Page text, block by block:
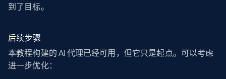
到了目标。
后续步骤
本教程构建的 AI 代理已经可用，但它只是起点。可以考虑
进一步优化：